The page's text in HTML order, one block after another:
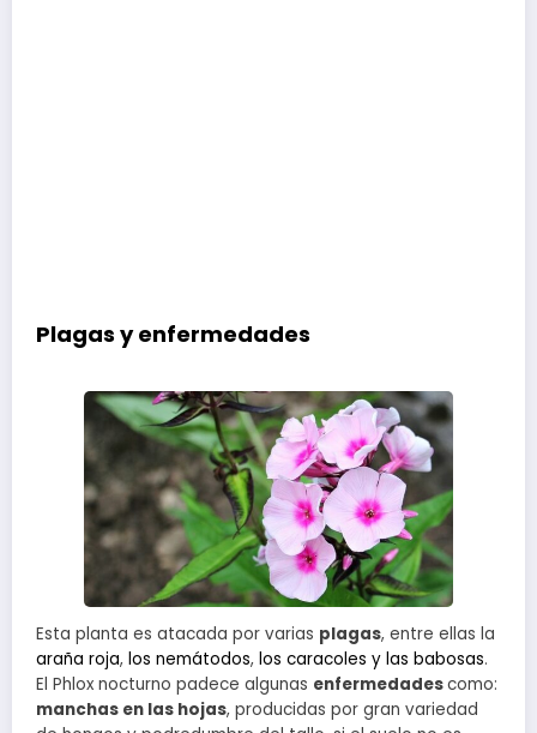
Plagas y enfermedades
Esta planta es atacada por varias plagas, entre ellas la
araña roja, los nemátodos, los caracoles y las babosas.
El Phlox nocturno padece algunas enfermedadescomo:
manchas en las hojas, producidas por gran variedad